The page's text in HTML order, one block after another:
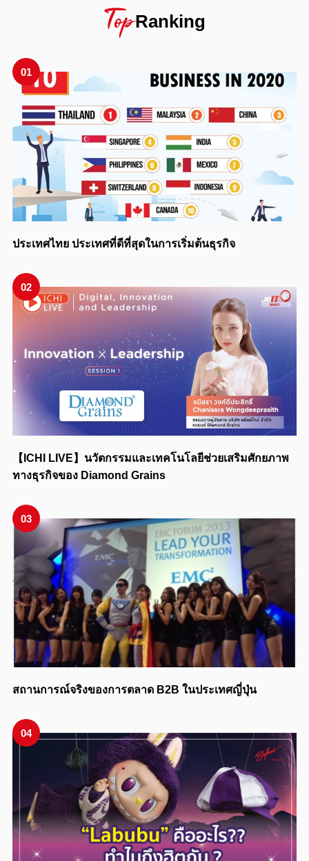
TopRanking
01
ประเทศไทย ประเทศที่ดีที่สุดในการเริ่มต้นธุรกิจ
02
【ICHI LIVE】นวัตกรรมและเทคโนโลยีช่วยเสริมศักยภาพ
ทางธุรกิจของ Diamond Grains
03
สถานการณ์จริงของการตลาด B2B ในประเทศญี่ปุ่น
04